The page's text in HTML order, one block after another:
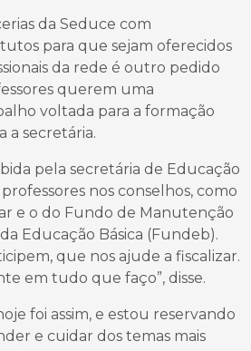
da Seduce com
para que sejam oferecidos
da rede é outro pedido
querem uma
voltada para a formação
a secretária.
pela secretária de Educação
nos conselhos, como
e o do Fundo de Manutenção
Educação Básica (Fundeb).
que nos ajude a fiscalizar.
em tudo que faço”, disse.
foi assim, e estou reservando
e cuidar dos temas mais